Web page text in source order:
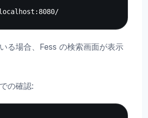
る場合、Fess の検索画面が表示
の確認: